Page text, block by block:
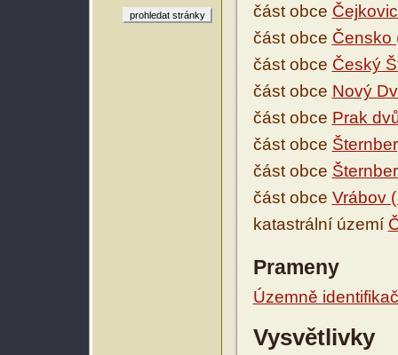
část obce
část obce Čensko
část obce Český
část obce Nový
část obce Prak
část obce
část obce
část obce Vrábov
katastrální území
Prameny
Územně
Vysvětlivky